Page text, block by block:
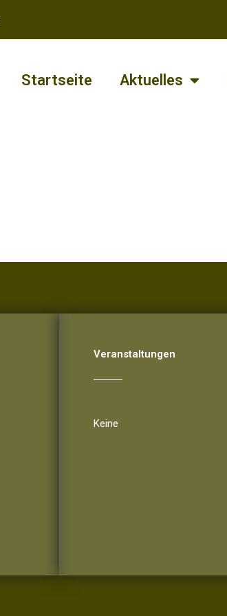
Startseite Aktuelles
Veranstaltungen
Keine